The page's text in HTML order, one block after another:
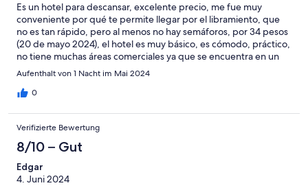
Es un hotel para descansar, excelente precio, me fue muy
conveniente por qué te permite llegar por el libramiento, que
no es tan rápido, pero al menos no hay semáforos, por 34 pesos
(20 de mayo 2024), el hotel es muy básico, es cómodo, práctico,
no tiene muchas áreas comerciales ya que se encuentra en un
pueblo de Veracruz, no cuenta con servicios de delivery, pero
Oxxos cercanos, lo que debería de poner es aire en la
Aufenthalt von 1 Nacht im Mai 2024
0
Verifizierte Bewertung
8/10 – Gut
Edgar
4. Juni 2024